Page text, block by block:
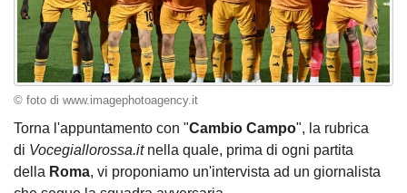
© foto di www.imagephotoagency.it
Torna l'appuntamento con "Cambio Campo", la rubrica
di Vocegiallorossa.itnella quale, prima di ogni partita
della Roma, vi proponiamo un'intervista ad un giornalista